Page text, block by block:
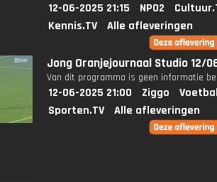
12-06-2025 21:15 NPO2
Kennis.TV
Alle afleveringen
Jong Oranjejournaal Studio 12/
Van dit programma is geen informatie
12-06-2025 21:00 Ziggo
Sporten.TV
Alle afleveringen